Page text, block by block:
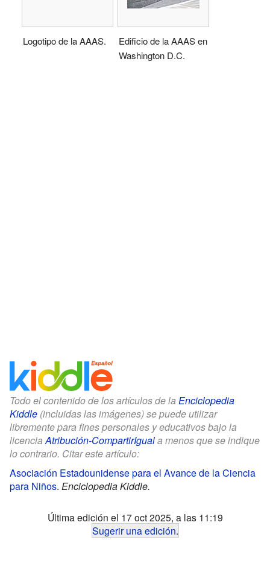
Logotipo de la AAAS.
Edificio de la AAAS en
Washington D.C.
Todo el contenido de los artículos de la Enciclopedia
Kiddle (incluidas las imágenes) se puede utilizar
libremente para fines personales y educativos bajo la
licenciaAtribución-CompartirIguala menos que se indique
lo contrario. Citar este artículo:
Asociación Estadounidense para el Avance de la Ciencia
para Niños. Enciclopedia Kiddle.
Última edición el 17 oct 2025, a las 11:19
Sugerir una edición.